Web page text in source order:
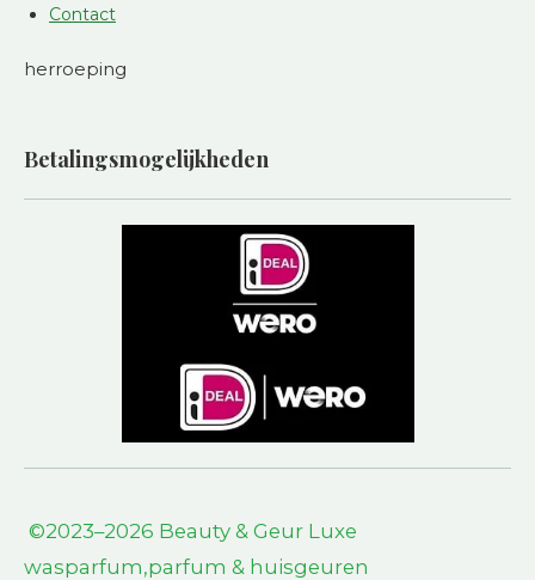
Contact
herroeping
Betalingsmogelijkheden
©2023–2026 Beauty & Geur Luxe
wasparfum,parfum & huisgeuren